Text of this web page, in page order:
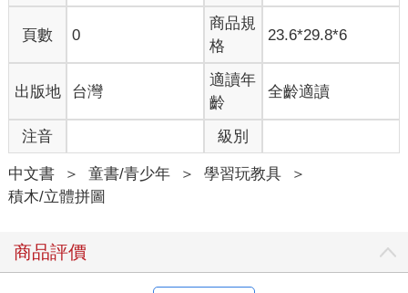
頁數 0
商品規
格
23.6*29.8*6
出版地 台灣
適讀年
齡
全齡適讀
注音 級別
中文書 ＞ 童書/青少年 ＞ 學習玩教具
＞
積木/立體拼圖
商品評價